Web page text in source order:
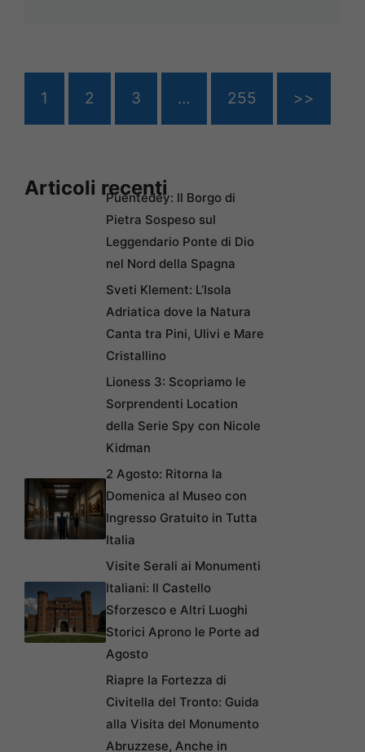
1 2 3 … 255 >>
Articoli recentiPuentedey: Il Borgo di
Pietra Sospeso sul
Leggendario Ponte di Dio
nel Nord della Spagna
Sveti Klement: L’Isola
Adriatica dove la Natura
Canta tra Pini, Ulivi e Mare
Cristallino
Lioness 3: Scopriamo le
Sorprendenti Location
della Serie Spy con Nicole
Kidman
2 Agosto: Ritorna la
Domenica al Museo con
Ingresso Gratuito in Tutta
Italia
Visite Serali ai Monumenti
Italiani: Il Castello
Sforzesco e Altri Luoghi
Storici Aprono le Porte ad
Agosto
Riapre la Fortezza di
Civitella del Tronto: Guida
alla Visita del Monumento
Abruzzese, Anche in